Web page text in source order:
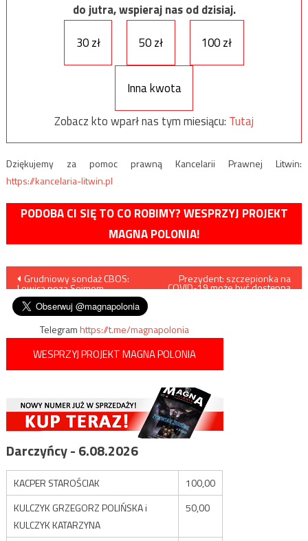
do jutra, wspieraj nas od dzisiaj.
30 zł
50 zł 100 zł
Inna kwota
Zobacz kto wparł nas tym miesiącu: Tutaj
Dziękujemy za pomoc prawną Kancelarii Prawnej Litwin:
https://kancelaria-litwin.pl
PODOBA CI SIĘ TO CO ROBIMY? WESPRZYJ PROJEKT
MAGNA POLONIA!
Nawigacja
wpisu
Grudniowy sondaż CBOS:
Lewica poza Sejmem
Prezydent: szczepionka na
COVID-19 może być dostępna
Telegramhttps://t.me/magnapolonia
WESPRZYJ PROJEKT MAGNA POLONIA
Darczyńcy - 6.08.2026
KACPER STAROŚCIAK
100,00
KULCZYK GRZEGORZ POLIŃSKA i
KULCZYK KATARZYNA
50,00